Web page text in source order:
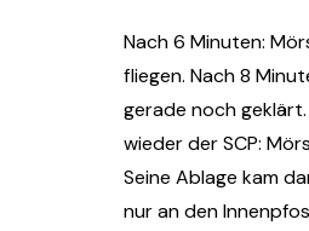
Nach 6 Minuten:
fliegen. Nach 8
gerade noch
wieder der SCP:
Seine Ablage kam
nur an den